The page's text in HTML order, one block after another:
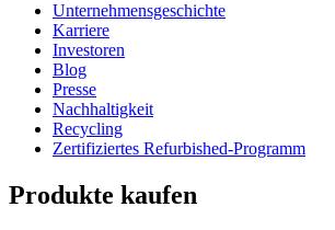
Unternehmensgeschichte
Karriere
Investoren
Blog
Presse
Nachhaltigkeit
Recycling
Zertifiziertes Refurbished-Programm
Produkte kaufen